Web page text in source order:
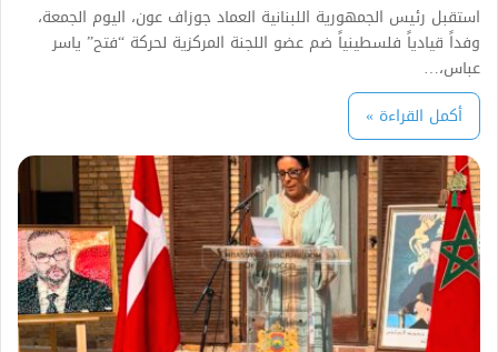
استقبل رئيس الجمهورية اللبنانية العماد جوزاف عون، اليوم الجمعة،
وفداً قيادياً فلسطينياً ضم عضو اللجنة المركزية لحركة “فتح” ياسر
عباس،…
أكمل القراءة »